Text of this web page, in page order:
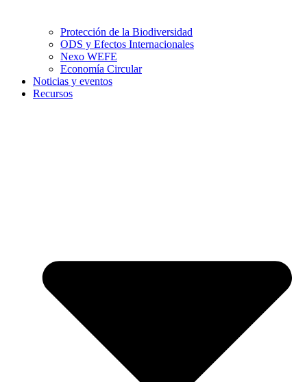
Protección de la Biodiversidad
ODS y Efectos Internacionales
Nexo WEFE
Economía Circular
Noticias y eventos
Recursos